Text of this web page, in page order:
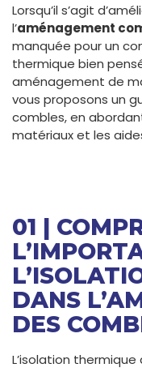
Lorsqu’il s’agit
l’aménagement
manquée pour un
thermique bien
aménagement de
vous proposons un
combles, en
matériaux et les
01 |
DANS
DES
L’isolation thermique